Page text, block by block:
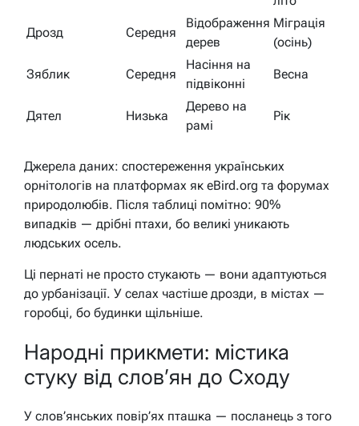
Дрозд Середня
Відображення
дерев
Міграція
(осінь)
Зяблик Середня
Насіння на
підвіконні
Весна
Дятел Низька
Дерево на
рамі
Рік
Джерела даних: спостереження українських
орнітологів на платформах як eBird.org та форумах
природолюбів. Після таблиці помітно: 90%
випадків — дрібні птахи, бо великі уникають
людських осель.
Ці пернаті не просто стукають — вони адаптуються
до урбанізації. У селах частіше дрозди, в містах —
горобці, бо будинки щільніше.
Народні прикмети: містика
стуку від слов’ян до Сходу
У слов’янських повір’ях пташка — посланець з того